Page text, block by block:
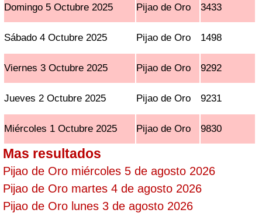
Domingo 5 Octubre 2025 Pijao de Oro 3433
Sábado 4 Octubre 2025 Pijao de Oro 1498
Viernes 3 Octubre 2025 Pijao de Oro 9292
Jueves 2 Octubre 2025 Pijao de Oro 9231
Miércoles 1 Octubre 2025 Pijao de Oro 9830
Mas resultados
Pijao de Oro miércoles 5 de agosto 2026
Pijao de Oro martes 4 de agosto 2026
Pijao de Oro lunes 3 de agosto 2026